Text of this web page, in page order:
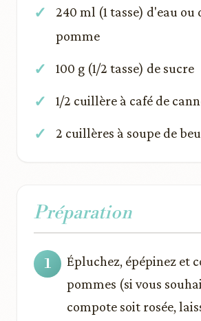
240 ml (1 tasse) d'eau ou
pomme
100 g (1/2 tasse) de sucre
1/2 cuillère à café de
2 cuillères à soupe de
Préparation
Épluchez, épépinez et
pommes (si vous
compote soit rosée,